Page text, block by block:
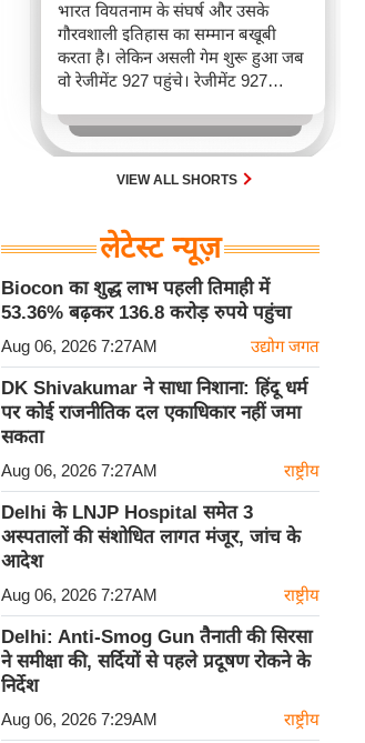
भारत वियतनाम के संघर्ष और उसके
गौरवशाली इतिहास का सम्मान बखूबी
करता है। लेकिन असली गेम शुरू हुआ जब
वो रेजीमेंट 927 पहुंचे। रेजीमेंट 927
एयर चीफ ने सीधे वियतनामी फाइटर
पायलट से बातचीत की। वियतनाम भी सुई
30 एम के भी उड़ाता है और भारत के पास
VIEW ALL SHORTS
लेटेस्ट न्यूज़
Biocon का शुद्ध लाभ पहली तिमाही में
53.36% बढ़कर 136.8 करोड़ रुपये पहुंचा
Aug 06, 2026 7:27AM उद्योग जगत
DK Shivakumar ने साधा निशाना: हिंदू धर्म
पर कोई राजनीतिक दल एकाधिकार नहीं जमा
सकता
Aug 06, 2026 7:27AM राष्ट्रीय
Delhi के LNJP Hospital समेत 3
अस्पतालों की संशोधित लागत मंजूर, जांच के
आदेश
Aug 06, 2026 7:27AM राष्ट्रीय
Delhi: Anti-Smog Gun तैनाती की सिरसा
ने समीक्षा की, सर्दियों से पहले प्रदूषण रोकने के
निर्देश
Aug 06, 2026 7:29AM राष्ट्रीय